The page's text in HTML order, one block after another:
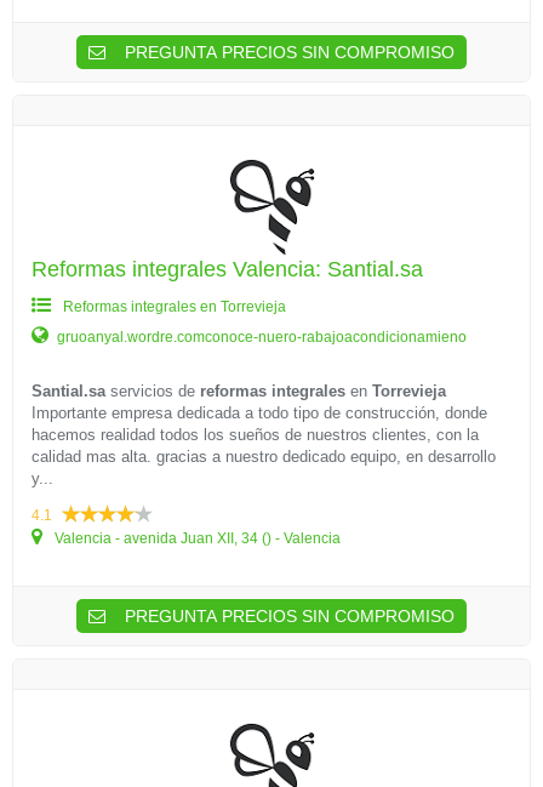
PREGUNTA PRECIOS SIN COMPROMISO
Reformas integrales Valencia: Santial.sa
Reformas integrales en Torrevieja
gruoanyal.wordre.comconoce-nuero-rabajoacondicionamieno
Santial.saservicios de reformas integrales en Torrevieja
Importante empresa dedicada a todo tipo de construcción, donde
hacemos realidad todos los sueños de nuestros clientes, con la
calidad mas alta. gracias a nuestro dedicado equipo, en desarrollo
y...
4.1
Valencia - avenida Juan XII, 34 () - Valencia
PREGUNTA PRECIOS SIN COMPROMISO